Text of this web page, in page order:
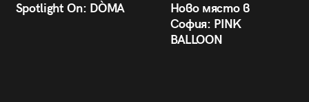
Spotlight On: DÒMA
Ново място в
София: PINK
BALLOON